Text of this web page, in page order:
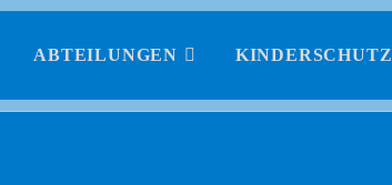
ABTEILUNGEN KINDERSCHUTZ